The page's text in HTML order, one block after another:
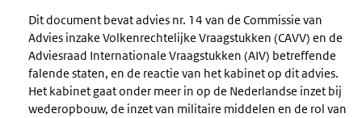
Dit document bevat advies nr. 14 van de Commissie van
Advies inzake Volkenrechtelijke Vraagstukken (CAVV) en de
Adviesraad Internationale Vraagstukken (AIV) betreffende
falende staten, en de reactie van het kabinet op dit advies.
Het kabinet gaat onder meer in op de Nederlandse inzet bij
wederopbouw, de inzet van militaire middelen en de rol van